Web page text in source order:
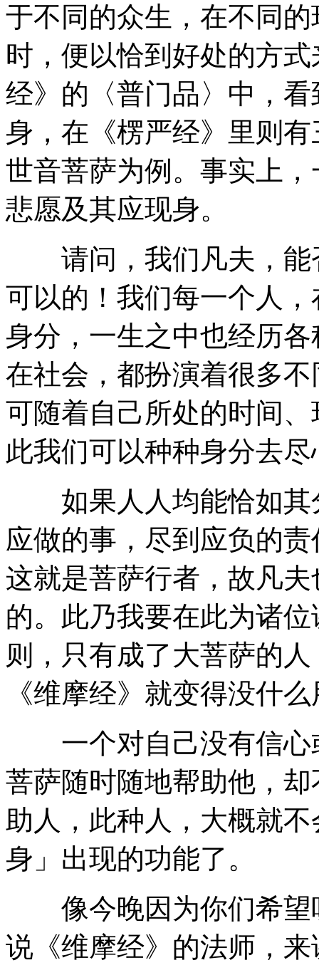
于不同的众生，在不同
时，便以恰到好处的方
经》的〈普门品〉中，
身，在《楞严经》里则
世音菩萨为例。事实上
悲愿及其应现身。
请问，我们凡夫，能
可以的！我们每一个人
身分，一生之中也经历
在社会，都扮演着很多
可随着自己所处的时间
此我们可以种种身分去
如果人人均能恰如其
应做的事，尽到应负的
这就是菩萨行者，故凡
的。此乃我要在此为诸
则，只有成了大菩萨的
《维摩经》就变得没什
一个对自己没有信心
菩萨随时随地帮助他，
助人，此种人，大概就
身」出现的功能了。
像今晚因为你们希望
说《维摩经》的法师，